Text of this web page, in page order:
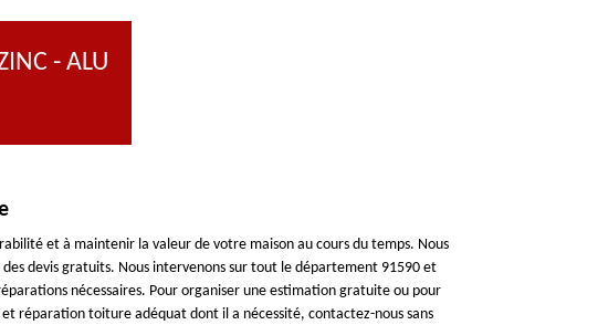
- ALU
et à maintenir la valeur de votre maison au cours du temps. Nous
devis gratuits. Nous intervenons sur tout le département 91590 et
nécessaires. Pour organiser une estimation gratuite ou pour
réparation toiture adéquat dont il a nécessité, contactez-nous sans